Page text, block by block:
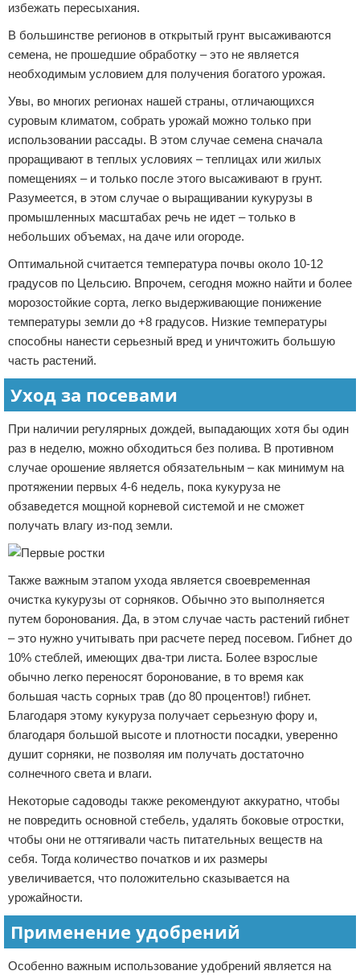
избежать пересыхания.
В большинстве регионов в открытый грунт высаживаются
семена, не прошедшие обработку – это не является
необходимым условием для получения богатого урожая.
Увы, во многих регионах нашей страны, отличающихся
суровым климатом, собрать урожай можно только при
использовании рассады. В этом случае семена сначала
проращивают в теплых условиях – теплицах или жилых
помещениях – и только после этого высаживают в грунт.
Разумеется, в этом случае о выращивании кукурузы в
промышленных масштабах речь не идет – только в
небольших объемах, на даче или огороде.
Оптимальной считается температура почвы около 10-12
градусов по Цельсию. Впрочем, сегодня можно найти и более
морозостойкие сорта, легко выдерживающие понижение
температуры земли до +8 градусов. Низкие температуры
способны нанести серьезный вред и уничтожить большую
часть растений.
Уход за посевами
При наличии регулярных дождей, выпадающих хотя бы один
раз в неделю, можно обходиться без полива. В противном
случае орошение является обязательным – как минимум на
протяжении первых 4-6 недель, пока кукуруза не
обзаведется мощной корневой системой и не сможет
получать влагу из-под земли.
Также важным этапом ухода является своевременная
очистка кукурузы от сорняков. Обычно это выполняется
путем боронования. Да, в этом случае часть растений гибнет
– это нужно учитывать при расчете перед посевом. Гибнет до
10% стеблей, имеющих два-три листа. Более взрослые
обычно легко переносят боронование, в то время как
большая часть сорных трав (до 80 процентов!) гибнет.
Благодаря этому кукуруза получает серьезную фору и,
благодаря большой высоте и плотности посадки, уверенно
душит сорняки, не позволяя им получать достаточно
солнечного света и влаги.
Некоторые садоводы также рекомендуют аккуратно, чтобы
не повредить основной стебель, удалять боковые отростки,
чтобы они не оттягивали часть питательных веществ на
себя. Тогда количество початков и их размеры
увеличивается, что положительно сказывается на
урожайности.
Применение удобрений
Особенно важным использование удобрений является на